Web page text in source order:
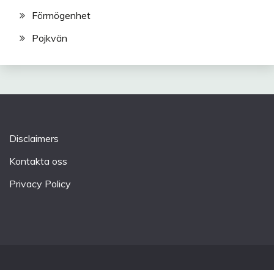
Förmögenhet
Pojkvän
Disclaimers
Kontakta oss
Privacy Policy